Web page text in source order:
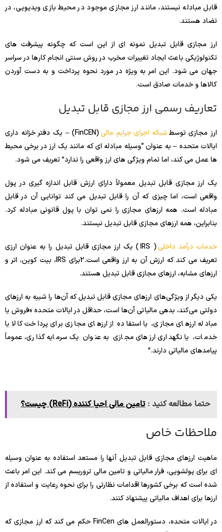
قابل مبادله نیستند، مانند ارز مجازی موجود در محیط بازی ویدیویی، در
تضاد هستند.
ارز مجازی قابل تبدیل نمونه ای از این است که چگونه پیشرفت های
تکنولوژیکی باعث ایجاد تغییرات مخرب در روش سنتی انجام کارها در سراسر
جهان می شود. این امر به ویژه در مورد نحوه پرداخت و به دست آوردن
کالاها و خدمات صادق است.
تعاریف رسمی ارز مجازی قابل تبدیل
ارز مجازی توسطشبکه اجرای جرایم مالی
(FinCEN) – یک دفتر خزانه داری
ایالات متحده – به عنوان “وسیله مبادله ای که مانند یک ارز در برخی محیط
ها عمل می کند، اما تمام ویژگی های ارز واقعی را ندارد” تعریف می شود.
یک ارز مجازی قابل تبدیل معمولاً دارای ارزش قابل اندازه گیری در پول
واقعی است، اما چیزی که آن را قابل تبدیل می کند توانایی آن در قابل
مبادله است. همه ارزهای مجازی را نمی توان با پول قانونی مبادله کرد.
بنابراین، همه ارزهای مجازی قابل تبدیل نیستند.
خدمات درآمد داخلی
( IRS ) یک ارز مجازی قابل تبدیل را به عنوان ارزی
تعریف می کند که ارزش آن به ارز واقعی است.2
برای IRS، بیت کوین، اتر و
ارزهای مشابه، ارزهای مجازی قابل تبدیل هستند.
یکی دیگر از ویژگی‌های ارزهای مجازی قابل تبدیل که آن‌ها را شبیه به ارزهای
دولتی می‌کند، بدهی مالیاتی آن‌ها است، حداقل در ایالات متحده «فروش یا
مبادله ارزهای مجازی، یا استفاده از ارزهای مجازی برای پرداخت کالا یا
خدمات، یا نگهداری ارزهای مجازی به عنوان یک سرمایه گذاری، عموماً
پیامدهای مالیاتی دارند.”
حتما مطالعه کنید : تامین مالی احیا کننده (ReFi) چیست؟
ملاحظات خاص
ماهیت ارزهای مجازی قابل تبدیل آنها را مستعد استفاده به عنوان وسیله
ای برای پولشویی، فرار مالیاتی و تامین مالی تروریسم می کند. این امر باعث
شده است که برخی کشورها اقدامات نظارتی را برای نحوه رعایت و استفاده از
ارزها برای اهداف مالیاتی پیشنهاد کنند.
در ایالات متحده، دستورالعمل های FinCen حکم می کند که ارز مجازی که